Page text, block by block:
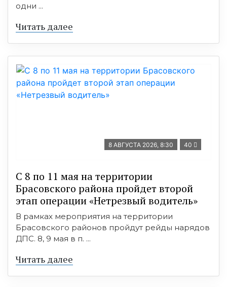
одни ...
Читать далее
8 АВГУСТА 2026, 8:30 40
С 8 по 11 мая на территории
Брасовского района пройдет второй
этап операции «Нетрезвый водитель»
В рамках мероприятия на территории
Брасовского районов пройдут рейды нарядов
ДПС. 8, 9 мая в п. ...
Читать далее